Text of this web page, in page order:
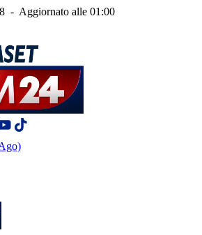
- Aggiornato alle 01:00